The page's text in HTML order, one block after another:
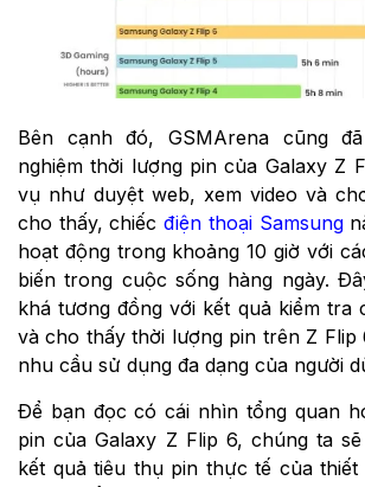
Bên cạnh đó, GSMArena cũng
nghiệm thời lượng pin của Galaxy Z
vụ như duyệt web, xem video và
cho thấy, chiếcđiện thoại Samsung
hoạt động trong khoảng 10 giờ với
biến trong cuộc sống hàng ngày.
khá tương đồng với kết quả kiểm tra
và cho thấy thời lượng pin trên Z Flip
nhu cầu sử dụng đa dạng của người
Để bạn đọc có cái nhìn tổng quan
pin của Galaxy Z Flip 6, chúng ta
kết quả tiêu thụ pin thực tế của